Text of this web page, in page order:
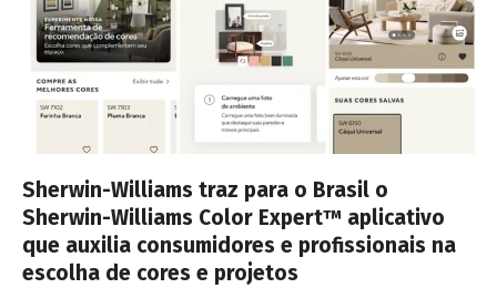
Sherwin-Williams traz para o Brasil o
Sherwin-Williams Color Expert™ aplicativo
que auxilia consumidores e profissionais na
escolha de cores e projetos